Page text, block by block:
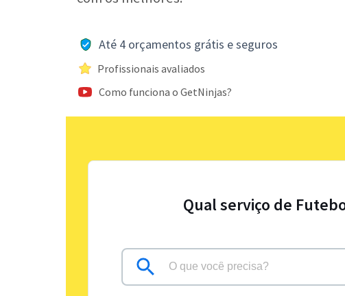
Até 4 orçamentos grátis e seguros
Profissionais avaliados
Como funciona o GetNinjas?
Qual serviço de